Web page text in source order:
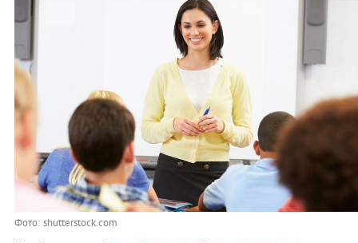
Фото: shutterstock.com